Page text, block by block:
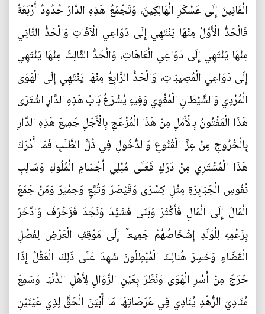
الْفَانِينَ إِلَى عَسْكَرِ الْهَالِكِينَ، وَتَجْمَعُ هَذِهِ الدَّارَ حُدُودٌ أَرْبَعَةٌ
فَالْحَدُّ الْأَوَّلُ مِنْهَا يَنْتَهِي إِلَى دَوَاعِي الْآفَاتِ وَالْحَدُّ الثَّانِي
مِنْهَا يَنْتَهِي إِلَى دَوَاعِي الْعَاهَاتِ، وَالْحَدُّ الثَّالِثُ مِنْهَا يَنْتَهِي
إِلَى دَوَاعِي الْمُصِيبَاتِ، وَالْحَدُّ الرَّابِعُ مِنْهَا يَنْتَهِي إِلَى الْهَوَى
الْمُرْدِي وَالشَّيْطَانِ الْمُغْوِي وَفِيهِ يُشْرَعُ بَابُ هَذِهِ الدَّارِ اشْتَرَى
هَذَا الْمَفْتُونُ بِالْأَمَلِ مِنْ هَذَا الْمُزْعَجِ بِالْأَجَلِ جَمِيعَ هَذِهِ الدَّارِ
بِالْخُرُوجِ مِنْ عِزِّ الْقُنُوعِ وَالدُّخُولِ فِي ذُلِّ الطَّلَبِ فَمَا أَدْرَكَ
هَذَا الْمُشْتَرِي مِنْ دَرَكٍ فَعَلَى مُبْلِي أَجْسَامِ الْمُلُوكِ وَسَالِبِ
نُفُوسِ الْجَبَابِرَةِ مِثْلِ كِسْرَى وَقَيْصَرَ وَتُبَّعٍ وَحِمْيَرَ وَمَنْ جَمَعَ
الْمَالَ إِلَى الْمَالِ فَأَكْثَرَ وَبَنَى فَشَيَّدَ وَنَجَدَ فَزَخْرَفَ وَادَّخَرَ
بِزَعْمِهِ لِلْوَلَدِ إِشْخَاصُهُمْ جَمِيعاً إِلَى مَوْقِفِ الْعَرْضِ لِفَصْلِ
الْقَضَاءِ وَخَسِرَ هُنالِكَ الْمُبْطِلُونَ شَهِدَ عَلَى ذَلِكَ الْعَقْلُ إِذَا
خَرَجَ مِنْ أَسْرِ الْهَوَى وَنَظَرَ بِعَيْنِ الزَّوَالِ لِأَهْلِ الدُّنْيَا وَسَمِعَ
مُنَادِيَ الزُّهْدِ يُنَادِي فِي عَرَصَاتِهَا مَا أَبْيَنَ الْحَقَّ لِذِي عَيْنَيْنِ